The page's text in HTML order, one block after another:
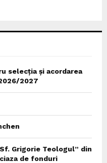
selecția și acordarea
2027
Grigorie Teologul” din
de fonduri